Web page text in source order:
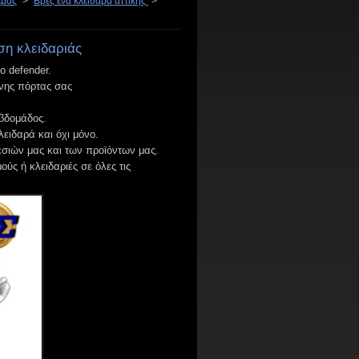
κλειδαριάς
defender.
πόρτας σας
και όχι μόνο.
μας και των προϊόντων μας.
ή κλειδαριές σε όλες τις